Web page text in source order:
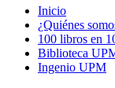
Inicio
¿Quiénes
100 libros en
Biblioteca
Ingenio UPM